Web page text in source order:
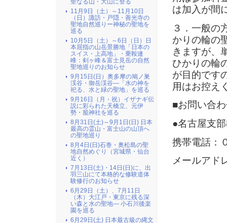
は加入が間
３．一般の
かりの輪の
きますが、
ひかりの輪
が目的です
用はお控え
■お問い合
●名古屋支
携帯電話：
メールアド
聖なる山・大山に登る
11月9日（土）～11月10日
（日）諏訪・戸隠・善光寺の
聖地自然巡りー神秘の聖地を
巡る
10月5日（土）～6日（日）日
本屈指の山岳景勝地「日本の
スイス・上高地」・乗鞍連
峰：剣ヶ峰＆富士見岳の自然
聖地巡りのお知らせ
9月15日(日）奥多摩の鳩ノ巣
渓谷・御岳渓谷―「水の神を
祀る、水と緑の聖地」を巡る
9月16日（月・祝）イザナギ伝
説に彩られた天橋立、元伊
勢・籠神社を巡る
8月31日(土)～9月1日(日) 日本
最高の霊山・富士山の山頂へ
の聖地巡り
8月4日(日)石巻・奥松島の聖
地自然めぐり（宮城県・仙台
近く）
7月13日(土)・14日(日)に、出
羽三山にて本格的な修験道体
験修行のお知らせ
6月29日（土）、7月11日
（木）大江戸・東京に残る深
い森と水の聖地― 小石川後楽
園を巡る
6月29日(土) 日本最古級の縄文